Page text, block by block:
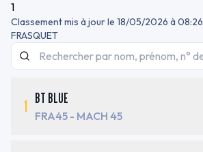
1
Classement mis à jour le 18/05/2026 à 08:26
FRASQUET
1 BT BLUE
FRA45- MACH 45